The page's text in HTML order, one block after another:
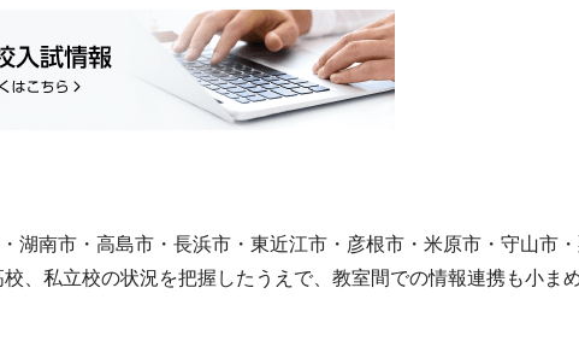
湖南市・高島市・長浜市・東近江市・彦根市・米原市・守山市
、私立校の状況を把握したうえで、教室間での情報連携も小ま